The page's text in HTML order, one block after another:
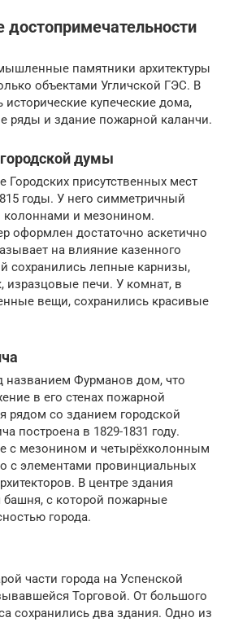
достопримечательности
памятники архитектуры
объектами Угличской ГЭС. В
исторические купеческие дома,
ряды и здание пожарной каланчи.
думы
Городских присутственных мест
годы. У него симметричный
колоннами и мезонином.
оформлен достаточно аскетично
на влияние казенного
сохранились лепные карнизы,
изразцовые печи. У комнат, в
вещи, сохранились красивые
названием Фурманов дом, что
в его стенах пожарной
рядом со зданием городской
построена в 1829-1831 году.
с мезонином и четырёхколонным
с элементами провинциальных
В центре здания
башня, с которой пожарные
города.
части города на Успенской
Торговой. От большого
сохранились два здания. Одно из